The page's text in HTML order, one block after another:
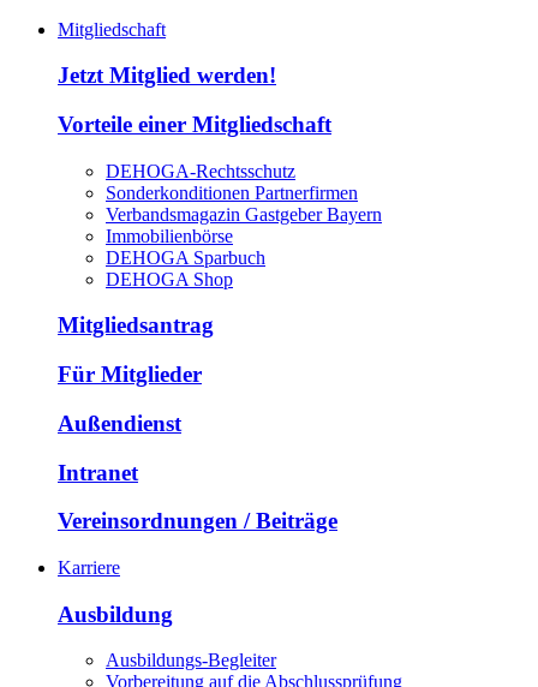
Mitgliedschaft
Jetzt Mitglied werden!
Vorteile einer Mitgliedschaft
DEHOGA-Rechtsschutz
Sonderkonditionen Partnerfirmen
Verbandsmagazin Gastgeber Bayern
Immobilienbörse
DEHOGA Sparbuch
DEHOGA Shop
Mitgliedsantrag
Für Mitglieder
Außendienst
Intranet
Vereinsordnungen / Beiträge
Karriere
Ausbildung
Ausbildungs-Begleiter
Vorbereitung auf die Abschlussprüfung